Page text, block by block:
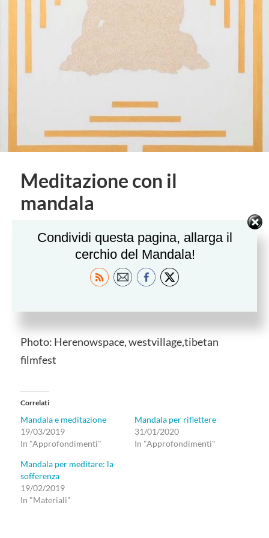
Meditazione con il
mandala
“Noi siamo ciò che pensiamo. Tutto
quello che siamo sorge dai nostri
pensieri. I nostri pensieri costruiscono il
IL BUDDHA
Photo: Herenowspace, westvillage,tibetan
filmfest
Correlati
Mandala e meditazione
19/03/2019
In "Approfondimenti"
Mandala per riflettere
31/01/2020
In "Approfondimenti"
Mandala per meditare: la
sofferenza
19/02/2019
In "Materiali"
Condividi questa pagina, allarga il
cerchio del Mandala!